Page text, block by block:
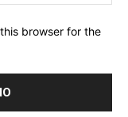
browser for the